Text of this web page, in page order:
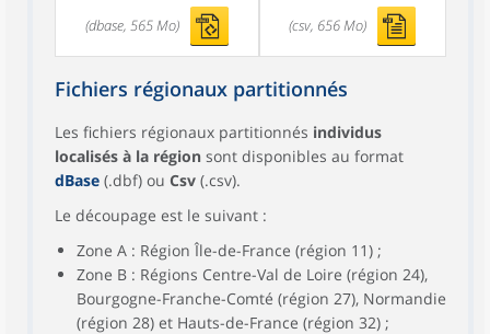
(dbase, 565 Mo) (csv, 656 Mo)
Fichiers régionaux partitionnés
Les fichiers régionaux partitionnés individus
localisés à la région sont disponibles au format
dBase (.dbf) ou Csv (.csv).
Le découpage est le suivant :
Zone A : Région Île-de-France (région 11) ;
Zone B : Régions Centre-Val de Loire (région 24),
Bourgogne-Franche-Comté (région 27), Normandie
(région 28) et Hauts-de-France (région 32) ;